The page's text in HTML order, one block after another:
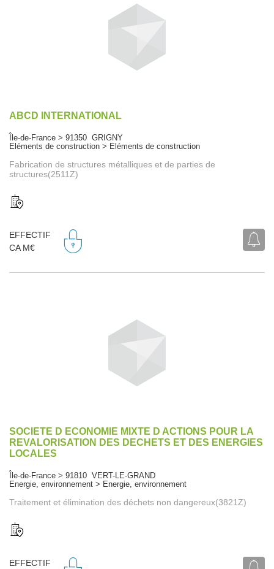
ABCD INTERNATIONAL
Île-de-France > 91350 GRIGNY
Eléments de construction > Eléments de construction
Fabrication de structures métalliques et de parties de
structures(2511Z)
EFFECTIF
CA M€
SOCIETE D ECONOMIE MIXTE D ACTIONS POUR LA
REVALORISATION DES DECHETS ET DES ENERGIES
LOCALES
Île-de-France > 91810 VERT-LE-GRAND
Energie, environnement > Energie, environnement
Traitement et élimination des déchets non dangereux(3821Z)
EFFECTIF